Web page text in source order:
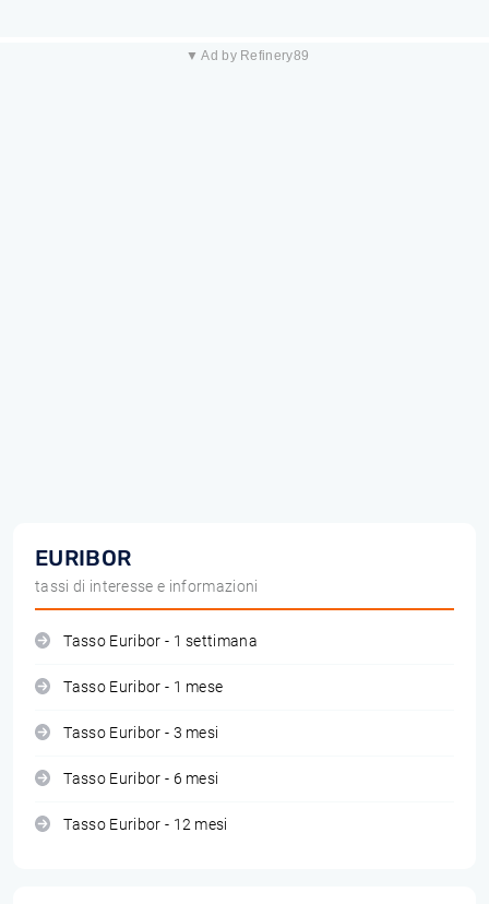
▼ Ad by Refinery89
EURIBOR
tassi di interesse e informazioni
Tasso Euribor - 1 settimana
Tasso Euribor - 1 mese
Tasso Euribor - 3 mesi
Tasso Euribor - 6 mesi
Tasso Euribor - 12 mesi